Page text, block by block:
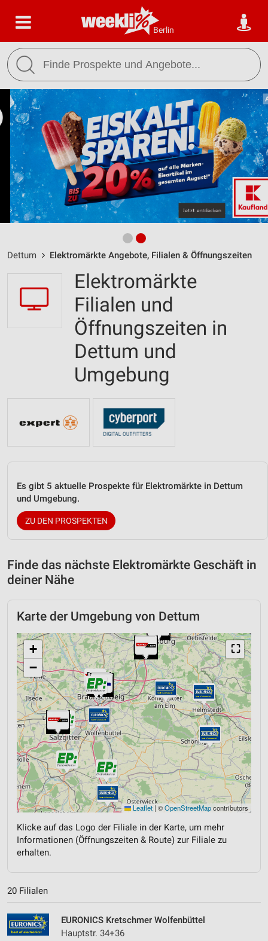
Berlin
Dettum Elektromärkte Angebote, Filialen & Öffnungszeiten
Elektromärkte
Filialen und
Öffnungszeiten in
Dettum und
Umgebung
Es gibt 5 aktuelle Prospekte für Elektromärkte in Dettum
und Umgebung.
ZU DEN PROSPEKTEN
Finde das nächste Elektromärkte Geschäft in
deiner Nähe
Karte der Umgebung von Dettum
⛶
+
−
Leaflet | ©OpenStreetMapcontributors
Klicke auf das Logo der Filiale in der Karte, um mehr
Informationen (Öffnungszeiten & Route) zur Filiale zu
erhalten.
20 Filialen
EURONICS Kretschmer Wolfenbüttel
Hauptstr. 34+36